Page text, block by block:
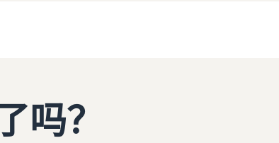
吗？